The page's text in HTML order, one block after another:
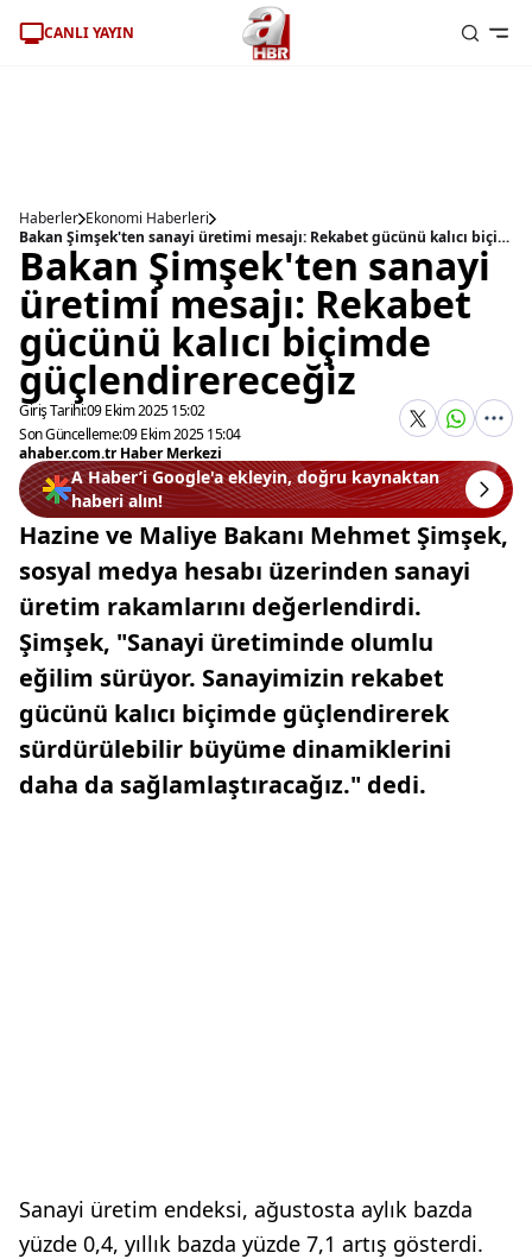
CANLI YAYIN
Haberler Ekonomi Haberleri
Bakan Şimşek'ten sanayi üretimi mesajı: Rekabet gücünü kalıcı biçimde güçlendirereceğiz
Bakan Şimşek'ten sanayi
üretimi mesajı: Rekabet
gücünü kalıcı biçimde
güçlendirereceğiz
Giriş Tarihi:09 Ekim 2025 15:02
Son Güncelleme:09 Ekim 2025 15:04
ahaber.com.tr Haber Merkezi
A Haber’i Google'a ekleyin, doğru kaynaktan
haberi alın!
Hazine ve Maliye Bakanı Mehmet Şimşek,
sosyal medya hesabı üzerinden sanayi
üretim rakamlarını değerlendirdi.
Şimşek, "Sanayi üretiminde olumlu
eğilim sürüyor. Sanayimizin rekabet
gücünü kalıcı biçimde güçlendirerek
sürdürülebilir büyüme dinamiklerini
daha da sağlamlaştıracağız." dedi.
Sanayi üretim endeksi, ağustosta aylık bazda
yüzde 0,4, yıllık bazda yüzde 7,1 artış gösterdi.